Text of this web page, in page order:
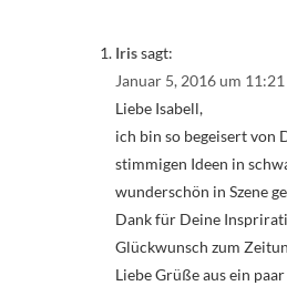
Irissagt:
Januar 5, 2016 um
Liebe Isabell,
ich bin so begeisert von
stimmigen Ideen in
wunderschön in Szene
Dank für Deine
Glückwunsch zum
Liebe Grüße aus ein